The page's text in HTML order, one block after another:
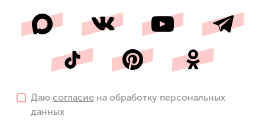
Даю согласие на обработку персональных
данных